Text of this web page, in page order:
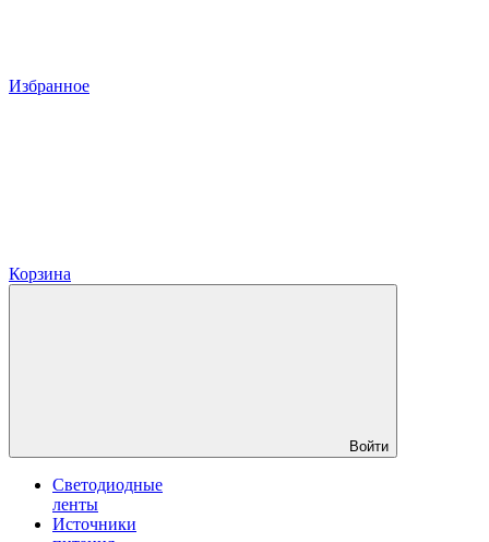
Избранное
Корзина
Войти
Светодиодные
ленты
Источники